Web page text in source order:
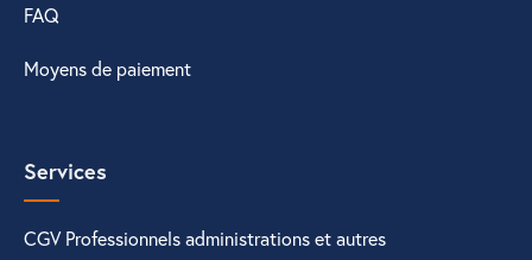
FAQ
Moyens de paiement
Services
CGV Professionnels administrations et autres